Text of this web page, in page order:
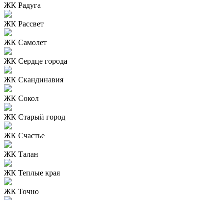
ЖК Радуга
ЖК Рассвет
ЖК Самолет
ЖК Сердце города
ЖК Скандинавия
ЖК Сокол
ЖК Старый город
ЖК Счастье
ЖК Талан
ЖК Теплые края
ЖК Точно